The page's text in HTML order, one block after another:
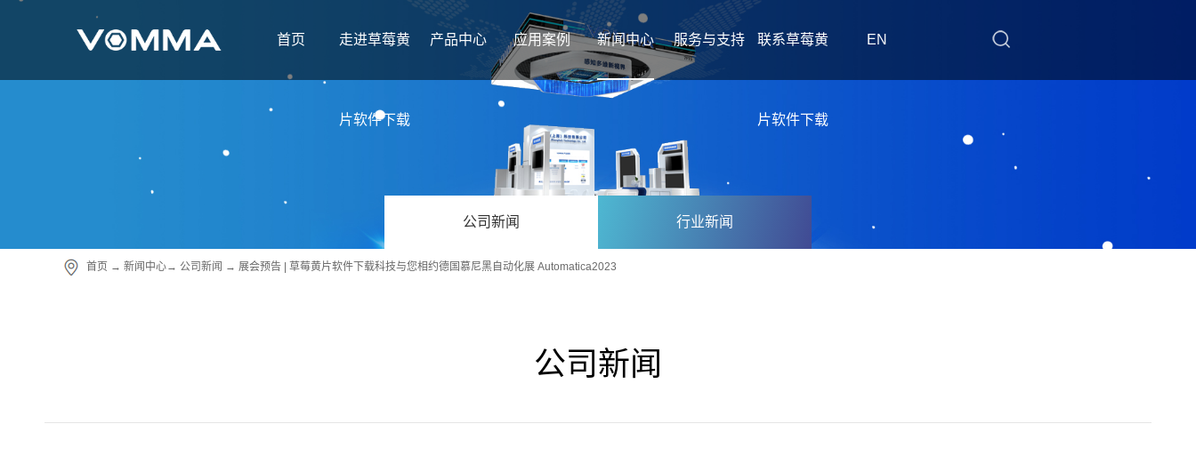
首页 走进草莓黄
片软件下载
产品中心 应用案例 新闻中心 服务与支持 联系草莓黄
片软件下载
EN
公司新闻 行业新闻
首页 → 新闻中心→ 公司新闻 → 展会预告 | 草莓黄片软件下载科技与您相约德国慕尼黑自动化展 Automatica2023
公司新闻